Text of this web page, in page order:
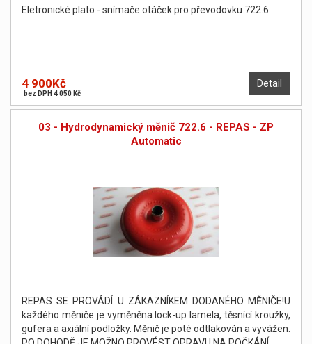
Eletronické plato - snímače otáček pro převodovku 722.6
Detail
4 900Kč
bez DPH 4 050 Kč
03 - Hydrodynamický měnič 722.6 - REPAS - ZP
Automatic
REPAS SE PROVÁDÍ U ZÁKAZNÍKEM DODANÉHO MĚNIČE!U
každého měniče je vyměněna lock-up lamela, těsnící kroužky,
gufera a axiální podložky. Měnič je poté odtlakován a vyvážen.